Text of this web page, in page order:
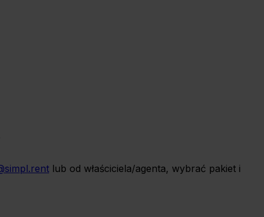
lub od właściciela/agenta, wybrać pakiet i